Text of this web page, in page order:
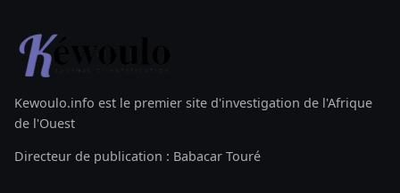
Kewoulo.info est le premier site d'investigation de l'Afrique
de l'Ouest
Directeur de publication : Babacar Touré